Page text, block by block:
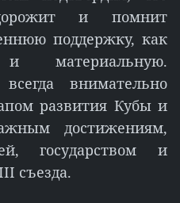
и помнит
поддержку, как
материальную.
внимательно
развития Кубы и
достижениям,
государством и
съезда.